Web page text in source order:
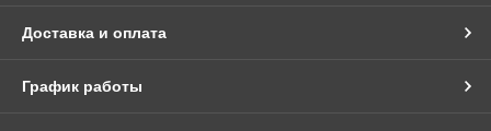
Доставка и оплата
График работы